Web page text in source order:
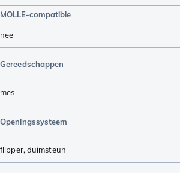
MOLLE-compatible
nee
Gereedschappen
mes
Openingssysteem
flipper, duimsteun